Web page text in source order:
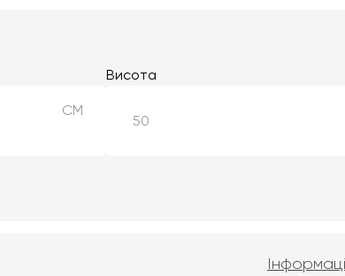
СМ
Висота